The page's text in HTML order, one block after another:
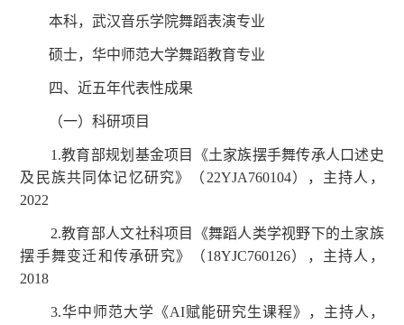
本科，武汉音乐学院舞蹈表演专业
硕士，华中师范大学舞蹈教育专业
四、近五年代表性成果
（一）科研项目
1.教育部规划基金项目《土家族摆手舞传承人口述史
及民族共同体记忆研究》（22YJA760104），主持人，
2022
2.教育部人文社科项目《舞蹈人类学视野下的土家族
摆手舞变迁和传承研究》（18YJC760126），主持人，
2018
3.华中师范大学《AI赋能研究生课程》，主持人，